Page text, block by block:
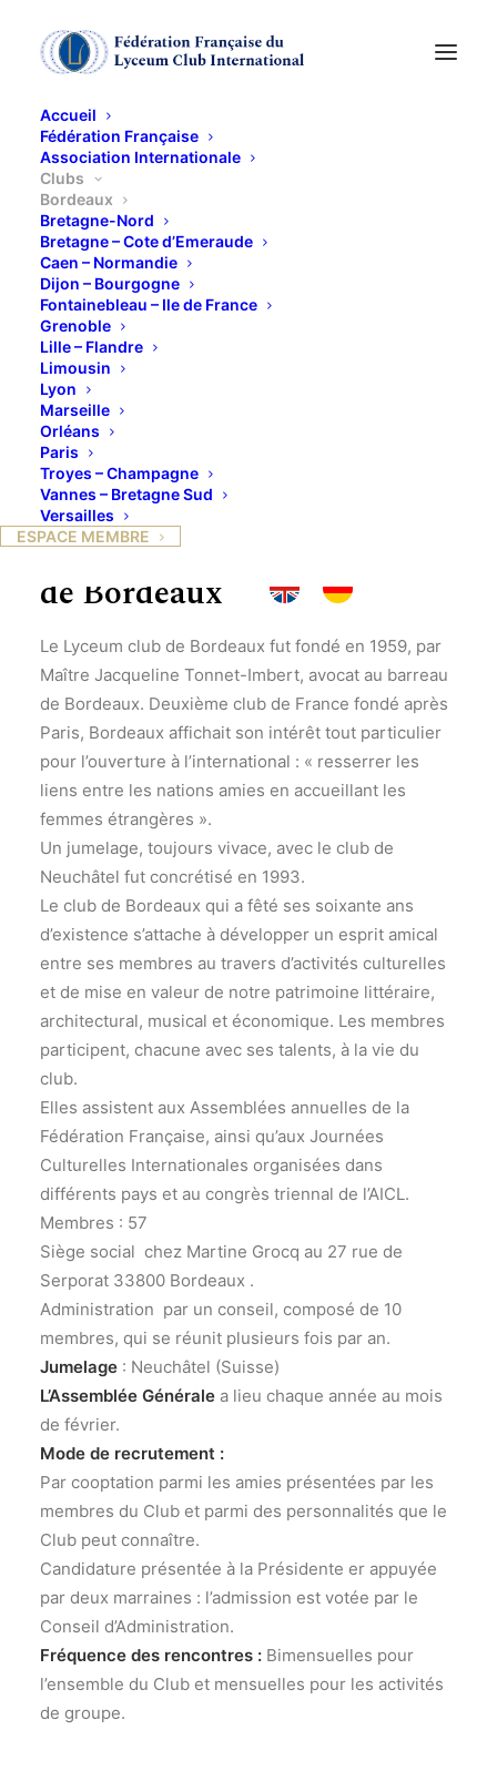
Accueil
Fédération Française
Association Internationale
Clubs
Bordeaux
Bretagne-Nord
Bretagne – Cote d’Emeraude
Caen – Normandie
Dijon – Bourgogne
Fontainebleau – Ile de France
Grenoble
Lille – Flandre
Limousin
Lyon
Marseille
Orléans
Paris
Troyes – Champagne
Vannes – Bretagne Sud
Versailles
ESPACE MEMBRE
Bordeaux
L’histoire du Lyceum club
de Bordeaux
Le Lyceum club de Bordeaux fut fondé en 1959, par
Maître Jacqueline Tonnet-Imbert, avocat au barreau
de Bordeaux. Deuxième club de France fondé après
Paris, Bordeaux affichait son intérêt tout particulier
pour l’ouverture à l’international : « resserrer les
liens entre les nations amies en accueillant les
femmes étrangères ».
Un jumelage, toujours vivace, avec le club de
Neuchâtel fut concrétisé en 1993.
Le club de Bordeaux qui a fêté ses soixante ans
d’existence s’attache à développer un esprit amical
entre ses membres au travers d’activités culturelles
et de mise en valeur de notre patrimoine littéraire,
architectural, musical et économique. Les membres
participent, chacune avec ses talents, à la vie du
club.
Elles assistent aux Assemblées annuelles de la
Fédération Française, ainsi qu’aux Journées
Culturelles Internationales organisées dans
différents pays et au congrès triennal de l’AICL.
Membres : 57
Siège social chez Martine Grocq au 27 rue de
Serporat 33800 Bordeaux .
Administration par un conseil, composé de 10
membres, qui se réunit plusieurs fois par an.
Jumelage : Neuchâtel (Suisse)
L’Assemblée Générale a lieu chaque année au mois
de février.
Mode de recrutement :
Par cooptation parmi les amies présentées par les
membres du Club et parmi des personnalités que le
Club peut connaître.
Candidature présentée à la Présidente er appuyée
par deux marraines : l’admission est votée par le
Conseil d’Administration.
Fréquence des rencontres : Bimensuelles pour
l’ensemble du Club et mensuelles pour les activités
de groupe.